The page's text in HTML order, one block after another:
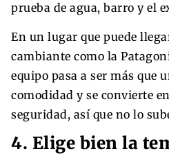
prueba de agua, barro y el
En un lugar que puede
cambiante como la
equipo pasa a ser más que
comodidad y se convierte
seguridad, así que no lo
4. Elige bien la